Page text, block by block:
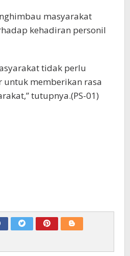
masyarakat
kehadiran personil
tidak perlu
untuk memberikan rasa
tutupnya.(PS-01)